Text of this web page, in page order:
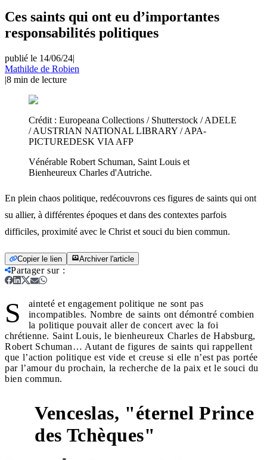
Ces saints qui ont eu d’importantes
responsabilités politiques
publié le 14/06/24|
Mathilde de Robien
|8 min de lecture
Crédit : Europeana Collections / Shutterstock / ADELE
/ AUSTRIAN NATIONAL LIBRARY / APA-
PICTUREDESK VIA AFP
Vénérable Robert Schuman, Saint Louis et
Bienheureux Charles d'Autriche.
En plein chaos politique, redécouvrons ces figures de saints qui ont
su allier, à différentes époques et dans des contextes parfois
difficiles, proximité avec le Christ et souci du bien commun.
Copier le lien Archiver l'article
Partager sur:
S
ainteté et engagement politique ne sont pas
incompatibles. Nombre de saints ont démontré combien
la politique pouvait aller de concert avec la foi
chrétienne. Saint Louis, le bienheureux Charles de Habsburg,
Robert Schuman… Autant de figures de saints qui rappellent
que l’action politique est vide et creuse si elle n’est pas portée
par l’amour du prochain, la recherche de la paix et le souci du
bien commun.
Venceslas, "éternel Prince
des Tchèques"